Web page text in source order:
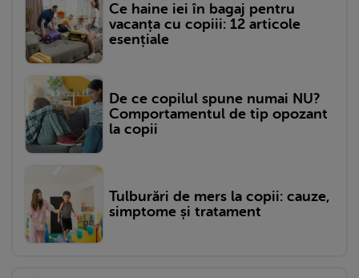
Ce haine iei în bagaj pentru
vacanța cu copiii: 12 articole
esențiale
De ce copilul spune numai NU?
Comportamentul de tip opozant
la copii
Tulburări de mers la copii: cauze,
simptome și tratament